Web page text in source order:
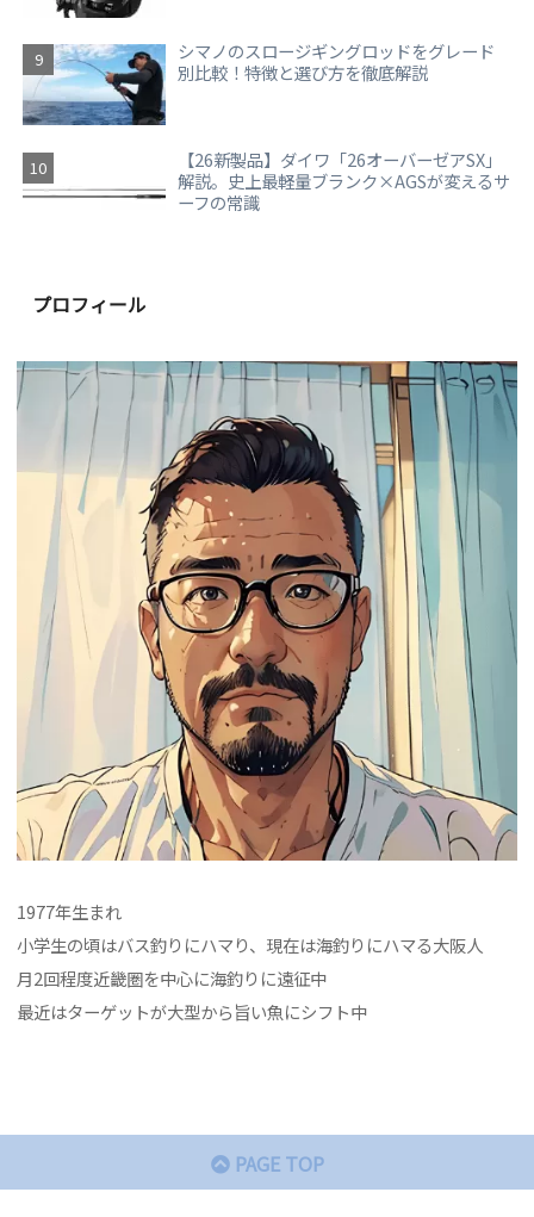
シマノのスロージギングロッドをグレード
別比較！特徴と選び方を徹底解説
【26新製品】ダイワ「26オーバーゼアSX」
解説。史上最軽量ブランク×AGSが変えるサ
ーフの常識
プロフィール
1977年生まれ
小学生の頃はバス釣りにハマり、現在は海釣りにハマる大阪人
月2回程度近畿圏を中心に海釣りに遠征中
最近はターゲットが大型から旨い魚にシフト中
PAGE TOP